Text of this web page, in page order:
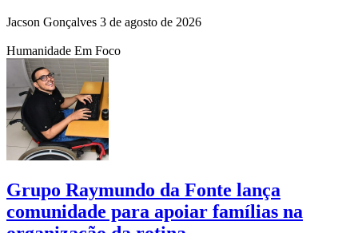
Jacson Gonçalves 3 de agosto de 2026
Humanidade Em Foco
Grupo Raymundo da Fonte lança
comunidade para apoiar famílias na